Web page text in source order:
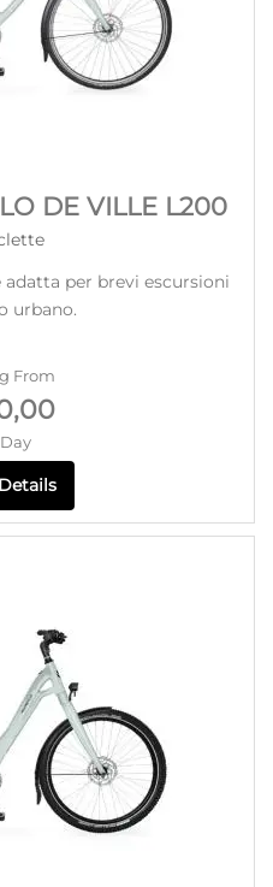
DE VILLE L200
per brevi escursioni
urbano.
From